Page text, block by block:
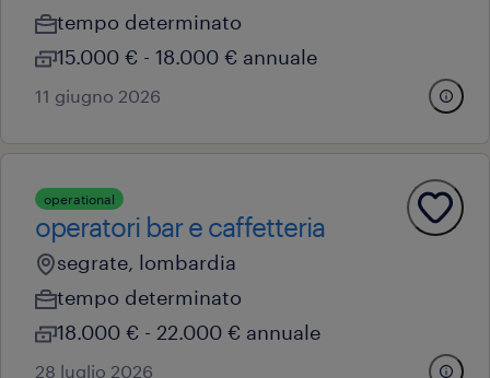
tempo determinato
15.000 € - 18.000 € annuale
11 giugno 2026
operational
operatori bar e caffetteria
segrate, lombardia
tempo determinato
18.000 € - 22.000 € annuale
28 luglio 2026